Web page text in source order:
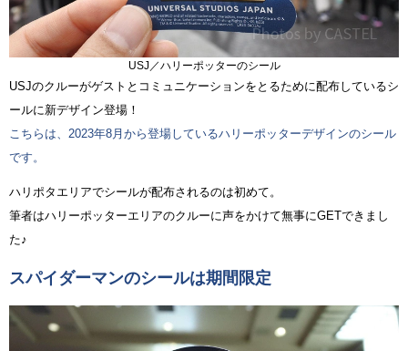
USJ／ハリーポッターのシール
USJのクルーがゲストとコミュニケーションをとるために配布しているシ
ールに新デザイン登場！
こちらは、2023年8月から登場しているハリーポッターデザインのシール
です。
ハリポタエリアでシールが配布されるのは初めて。
筆者はハリーポッターエリアのクルーに声をかけて無事にGETできまし
た♪
スパイダーマンのシールは期間限定